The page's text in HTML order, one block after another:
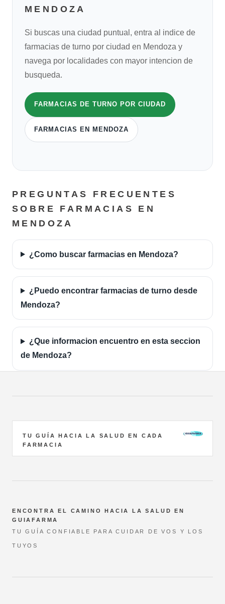
MENDOZA
Si buscas una ciudad puntual, entra al indice de
farmacias de turno por ciudad en Mendoza y
navega por localidades con mayor intencion de
busqueda.
FARMACIAS DE TURNO POR CIUDAD
FARMACIAS EN MENDOZA
PREGUNTAS FRECUENTES
SOBRE FARMACIAS EN
MENDOZA
¿Como buscar farmacias en Mendoza?
¿Puedo encontrar farmacias de turno desde
Mendoza?
¿Que informacion encuentro en esta seccion
de Mendoza?
TU GUÍA HACIA LA SALUD EN CADA
FARMACIA
ENCONTRA EL CAMINO HACIA LA SALUD EN
GUIAFARMA
TU GUÍA CONFIABLE PARA CUIDAR DE VOS Y LOS
TUYOS